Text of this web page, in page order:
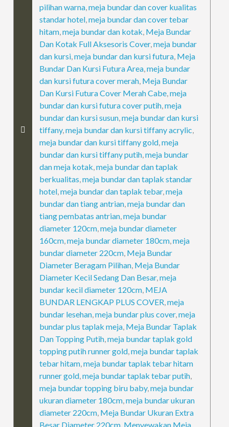
pilihan warna,meja bundar dan cover kualitas
standar hotel,meja bundar dan cover tebar
hitam,meja bundar dan kotak, Meja Bundar
Dan Kotak Full Aksesoris Cover,meja bundar
dan kursi,meja bundar dan kursi futura, Meja
Bundar Dan Kursi Futura Area,meja bundar
dan kursi futura cover merah, Meja Bundar
Dan Kursi Futura Cover Merah Cabe,meja
bundar dan kursi futura cover putih,meja
bundar dan kursi susun,meja bundar dan kursi
tiffany,meja bundar dan kursi tiffany acrylic,
meja bundar dan kursi tiffany gold,meja
bundar dan kursi tiffany putih,meja bundar
dan meja kotak,meja bundar dan taplak
berkualitas,meja bundar dan taplak standar
hotel,meja bundar dan taplak tebar,meja
bundar dan tiang antrian,meja bundar dan
tiang pembatas antrian,meja bundar
diameter 120cm,meja bundar diameter
160cm,meja bundar diameter 180cm,meja
bundar diameter 220cm, Meja Bundar
Diameter Beragam Pilihan, Meja Bundar
Diameter Kecil Sedang Dan Besar,meja
bundar kecil diameter 120cm, MEJA
BUNDAR LENGKAP PLUS COVER,meja
bundar lesehan,meja bundar plus cover,meja
bundar plus taplak meja, Meja Bundar Taplak
Dan Topping Putih,meja bundar taplak gold
topping putih runner gold,meja bundar taplak
tebar hitam,meja bundar taplak tebar hitam
runner gold,meja bundar taplak tebar putih,
meja bundar topping biru baby,meja bundar
ukuran diameter 180cm,meja bundar ukuran
diameter 220cm, Meja Bundar Ukuran Extra
Besar Diameter 220cm, Menyewakan Meja